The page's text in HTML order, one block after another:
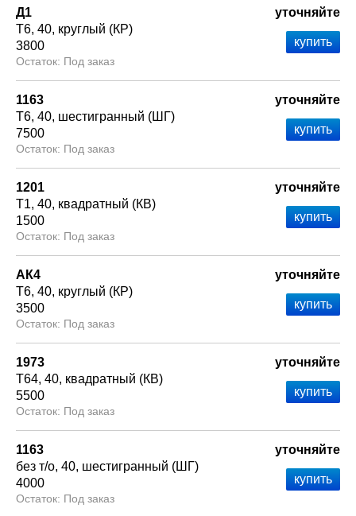
Д1
Т6 40 круглый (КР)
3800
Под заказ
уточняйте
1163
Т6 40 шестигранный (ШГ)
7500
Под заказ
уточняйте
1201
Т1 40 квадратный (КВ)
1500
Под заказ
уточняйте
АК4
Т6 40 круглый (КР)
3500
Под заказ
уточняйте
1973
Т64 40 квадратный (КВ)
5500
Под заказ
уточняйте
1163
без т/о 40 шестигранный (ШГ)
4000
Под заказ
уточняйте